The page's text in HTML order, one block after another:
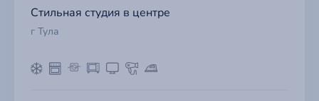
Стильная студия в центре
г Тула